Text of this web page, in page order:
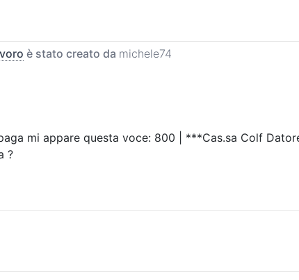
è stato creato da michele74
mi appare questa voce: 800 | ***Cas.sa Colf
?